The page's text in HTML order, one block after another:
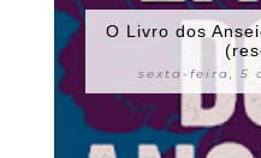
O Livro dos
sexta-feira, 5